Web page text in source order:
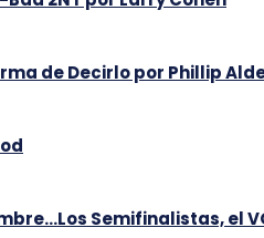
de Decirlo por Phillip
Semifinalistas, el